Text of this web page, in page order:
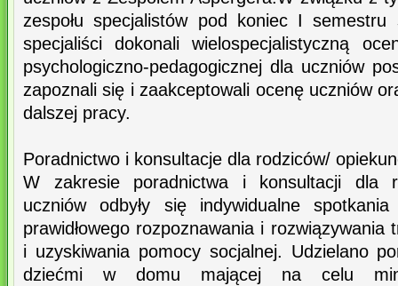
zespołu specjalistów pod koniec I semestru
specjaliści dokonali wielospecjalistyczną
psychologiczno-pedagogicznej dla uczniów
zapoznali się i zaakceptowali ocenę uczniów
dalszej pracy.
Poradnictwo i konsultacje dla rodziców/
W zakresie poradnictwa i konsultacji dla
uczniów odbyły się indywidualne
prawidłowego rozpoznawania i rozwiązywania
i uzyskiwania pomocy socjalnej. Udzielano
dziećmi w domu mającej na celu